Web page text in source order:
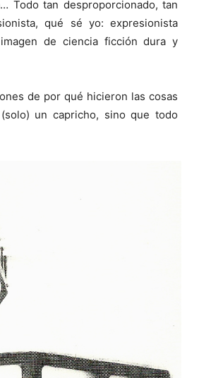
Todo tan desproporcionado, tan
qué sé yo: expresionista
de ciencia ficción dura y
de por qué hicieron las cosas
un capricho, sino que todo